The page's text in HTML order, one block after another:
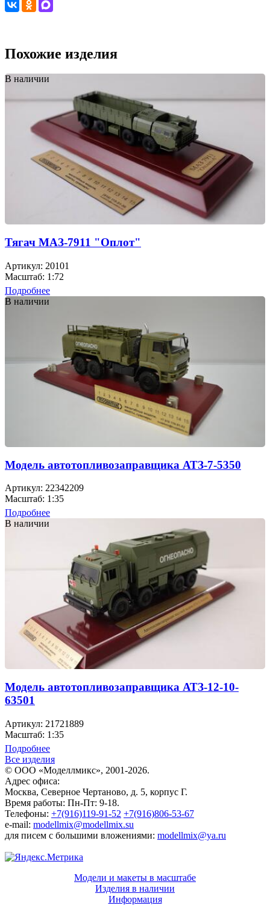
Похожие изделия
В наличии
Тягач МАЗ-7911 "Оплот"
Артикул: 20101
Масштаб: 1:72
Подробнее
В наличии
Модель автотопливозаправщика АТЗ-7-5350
Артикул: 22342209
Масштаб: 1:35
Подробнее
В наличии
Модель автотопливозаправщика АТЗ-12-10-
63501
Артикул: 21721889
Масштаб: 1:35
Подробнее
Все изделия
© ООО «Моделлмикс», 2001-2026.
Адрес офиса:
Москва, Северное Чертаново, д. 5, корпус Г.
Время работы: Пн-Пт: 9-18.
Телефоны: +7(916)119-91-52 +7(916)806-53-67
e-mail: modellmix@modellmix.su
для писем с большими вложениями: modellmix@ya.ru
Модели и макеты в масштабе
Изделия в наличии
Информация